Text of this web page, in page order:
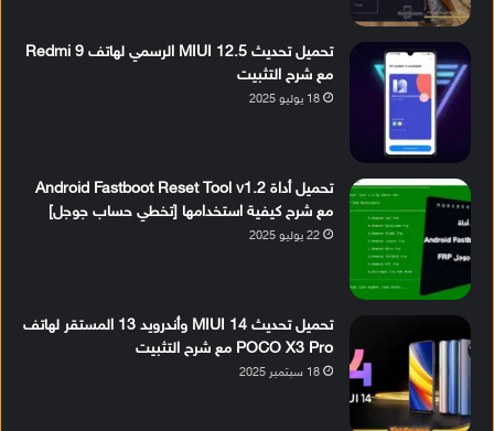
تحميل تحديث MIUI 12.5 الرسمي لهاتف Redmi 9
مع شرح التثبيت
18 يوليو 2025
تحميل أداة Android Fastboot Reset Tool v1.2
مع شرح كيفية استخدامها [تخطي حساب جوجل]
22 يوليو 2025
تحميل تحديث MIUI 14 وأندرويد 13 المستقر لهاتف
POCO X3 Pro مع شرح التثبيت
18 سبتمبر 2025